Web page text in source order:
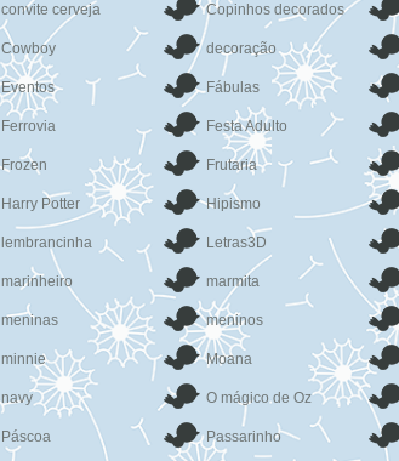
convite cerveja Copinhos decorados
Cowboy decoração
Eventos Fábulas
Ferrovia Festa Adulto
Frozen Frutaria
Harry Potter Hipismo
lembrancinha Letras3D
marinheiro marmita
meninas meninos
minnie Moana
navy O mágico de Oz
Páscoa Passarinho